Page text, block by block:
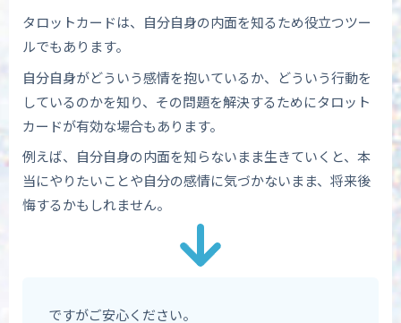
タロットカードは、自分自身の内面を知るため役立つツー
ルでもあります。
自分自身がどういう感情を抱いているか、どういう行動を
しているのかを知り、その問題を解決するためにタロット
カードが有効な場合もあります。
例えば、自分自身の内面を知らないまま生きていくと、本
当にやりたいことや自分の感情に気づかないまま、将来後
悔するかもしれません。
ですがご安心ください。